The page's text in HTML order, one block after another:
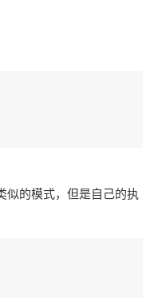
似的模式，但是自己的执